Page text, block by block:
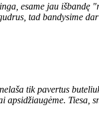
esame jau išbandę
tad bandysime
tik pavertus
Tiesa,